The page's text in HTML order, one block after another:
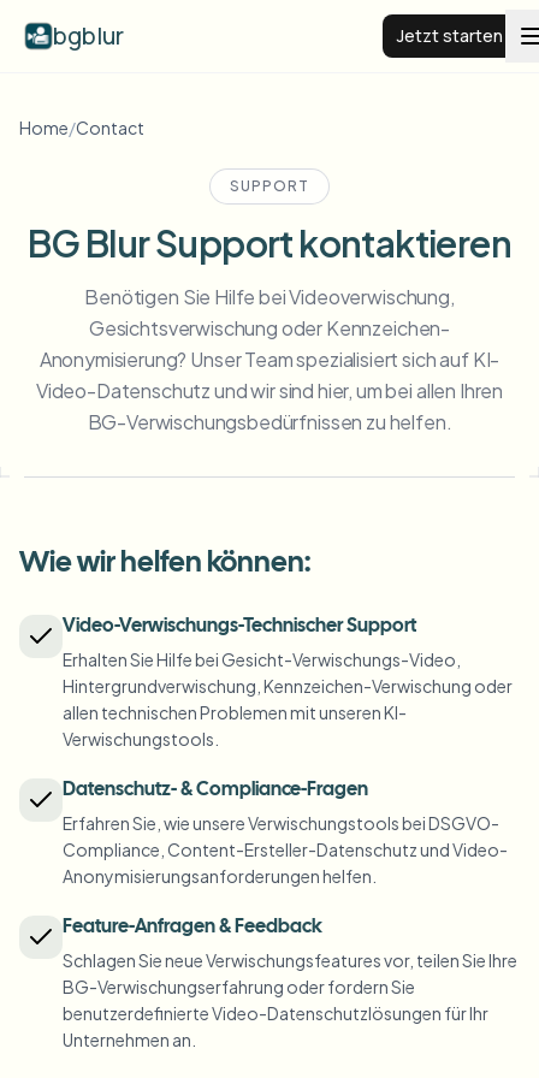
bgblur Jetzt starten
BG weichzeichnen
Alle Beispiele anzeigen
Die gesamte Beispielbibliothek durchsuchen
Gesicht weichzeichnen
Alles weichzeichnen
Bildschirmaufnahme weichzeichnen
DSGVO-konformes Weichzeichnen
Vlogger Straßeninterview
Gaming & Stream weichzeichnen
Funktionen
View all features
Kennzeichen weichzeichnen
Hintergrund weichzeichnen
Alles weichzeichnen
Gesichter auf Fotos unkenntlich machen
Gesichtsanonymisierung
Stimmenanonymisierung
Unternehmen
Campus-Kameras, Vorlesungen und Datenschutz im Bezirk
Vorführungen, Veröffentlichungen und Compliance
Einzelhandel & E-Commerce
Filmmaterial aus Geschäften und Lagern
Klinik und patientenorientierte Video-Governance
Öffentlicher Sektor
FOIA, sichere Offenlegung und Schwärzung
Massen-Gesichtsanonymisierung
Volumen-Batches, Aufbewahrung und SLAs
Massen-Kennzeichenunkenntlichmachung
Flotte, Dashcam und Parken im großen Maßstab
Blog
Whitepapers
Tools
Kategorie
Produkte
Choose language
Home/Contact
SUPPORT
BG Blur Support kontaktieren
Benötigen Sie Hilfe bei Videoverwischung,
Gesichtsverwischung oder Kennzeichen-
Anonymisierung? Unser Team spezialisiert sich auf KI-
Video-Datenschutz und wir sind hier, um bei allen Ihren
BG-Verwischungsbedürfnissen zu helfen.
Wie wir helfen können:
Video-Verwischungs-Technischer Support
Erhalten Sie Hilfe bei Gesicht-Verwischungs-Video,
Hintergrundverwischung, Kennzeichen-Verwischung oder
allen technischen Problemen mit unseren KI-
Verwischungstools.
Datenschutz- & Compliance-Fragen
Erfahren Sie, wie unsere Verwischungstools bei DSGVO-
Compliance, Content-Ersteller-Datenschutz und Video-
Anonymisierungsanforderungen helfen.
Feature-Anfragen & Feedback
Schlagen Sie neue Verwischungsfeatures vor, teilen Sie Ihre
BG-Verwischungserfahrung oder fordern Sie
benutzerdefinierte Video-Datenschutzlösungen für Ihr
Unternehmen an.